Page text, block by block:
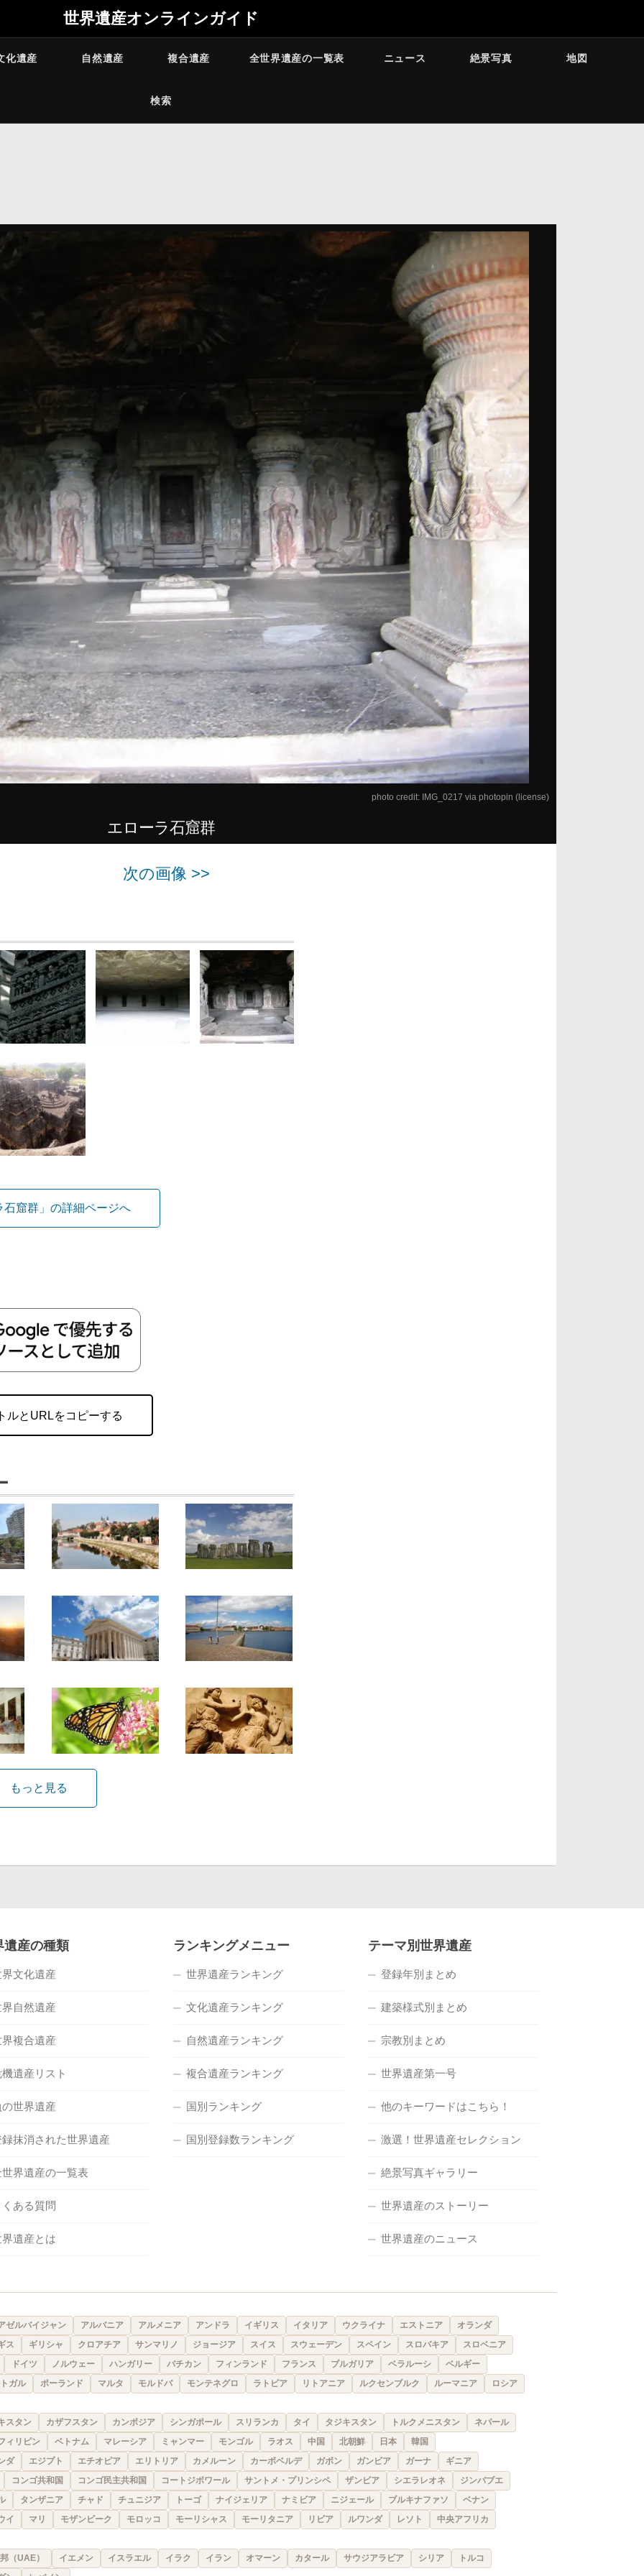
世界遺産オンラインガイド
化遺産 自然遺産 複合遺産 全世界遺産の一覧表 ニュース 絶景写真 地図
検索
photo credit: IMG_0217 via photopin (license)
エローラ石窟群
次の画像 >>
石窟群」の詳細ページへ
ルとURLをコピーする
もっと見る
遺産の種類
文化遺産
自然遺産
複合遺産
遺産リスト
世界遺産
録抹消された世界遺産
世界遺産の一覧表
ある質問
遺産とは
ランキングメニュー
世界遺産ランキング
文化遺産ランキング
自然遺産ランキング
複合遺産ランキング
国別ランキング
国別登録数ランキング
テーマ別世界遺産
登録年別まとめ
建築様式別まとめ
宗教別まとめ
世界遺産第一号
他のキーワードはこちら！
激選！世界遺産セレクション
絶景写真ギャラリー
世界遺産のストーリー
世界遺産のニュース
ゼルバイジャン アルバニア アルメニア アンドラ イギリス イタリア ウクライナ エストニア
オランダ
ス
ギリシャ クロアチア サンマリノ ジョージア スイス スウェーデン スペイン スロバキア
スロベニア
ドイツ
ノルウェー ハンガリー バチカン フィンランド フランス ブルガリア ベラルーシ
ベルギー
ガル
ポーランド マルタ モルドバ モンテネグロ ラトビア リトアニア ルクセンブルク ルーマニア ロシア
スタン カザフスタン カンボジア シンガポール スリランカ タイ タジキスタン トルクメニスタン
ネパール
ィリピン
ベトナム マレーシア ミャンマー モンゴル ラオス 中国 北朝鮮 日本
韓国
ダ
エジプト エチオピア エリトリア カメルーン カーボベルデ ガボン ガンビア ガーナ
ギニア
コンゴ共和国
コンゴ民主共和国 コートジボワール サントメ・プリンシペ ザンビア シエラレオネ
ジンバブエ
タンザニア チャド チュニジア トーゴ ナイジェリア ナミビア ニジェール ブルキナファソ
ベナン
イ
マリ モザンビーク モロッコ モーリシャス モーリタニア リビア ルワンダ レソト 中央アフリカ
（UAE） イエメン イスラエル イラク イラン オマーン カタール サウジアラビア シリア
トルコ